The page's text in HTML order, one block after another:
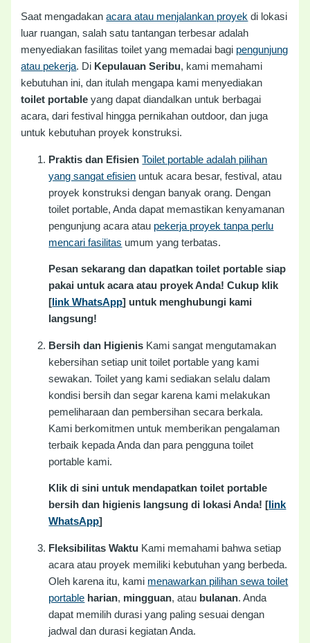
Saat mengadakanacara atau menjalankan proyek di lokasi
luar ruangan, salah satu tantangan terbesar adalah
menyediakan fasilitas toilet yang memadai bagi pengunjung
atau pekerja. Di Kepulauan Seribu, kami memahami
kebutuhan ini, dan itulah mengapa kami menyediakan
toilet portable yang dapat diandalkan untuk berbagai
acara, dari festival hingga pernikahan outdoor, dan juga
untuk kebutuhan proyek konstruksi.
Praktis dan Efisien Toilet portable adalah pilihan
yang sangat efisien untuk acara besar, festival, atau
proyek konstruksi dengan banyak orang. Dengan
toilet portable, Anda dapat memastikan kenyamanan
pengunjung acara atau pekerja proyek tanpa perlu
mencari fasilitas umum yang terbatas.
Pesan sekarang dan dapatkan toilet portable siap
pakai untuk acara atau proyek Anda! Cukup klik
[ link WhatsApp] untuk menghubungi kami
langsung!
Bersih dan Higienis Kami sangat mengutamakan
kebersihan setiap unit toilet portable yang kami
sewakan. Toilet yang kami sediakan selalu dalam
kondisi bersih dan segar karena kami melakukan
pemeliharaan dan pembersihan secara berkala.
Kami berkomitmen untuk memberikan pengalaman
terbaik kepada Anda dan para pengguna toilet
portable kami.
Klik di sini untuk mendapatkan toilet portable
bersih dan higienis langsung di lokasi Anda! [ link
WhatsApp]
Fleksibilitas Waktu Kami memahami bahwa setiap
acara atau proyek memiliki kebutuhan yang berbeda.
Oleh karena itu, kami menawarkan pilihan sewa toilet
portable harian, mingguan, atau bulanan. Anda
dapat memilih durasi yang paling sesuai dengan
jadwal dan durasi kegiatan Anda.